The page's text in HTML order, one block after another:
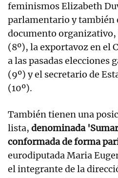
feminismos Elizabeth
parlamentario y también
documento
(8º), la exportavoz en el
a las pasadas elecciones
(9º) y el secretario de
(10º).
También tienen una
lista, denominada
conformada de forma
eurodiputada Maria
el integrante de la